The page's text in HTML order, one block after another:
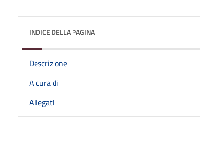
INDICE DELLA PAGINA
Descrizione
A cura di
Allegati